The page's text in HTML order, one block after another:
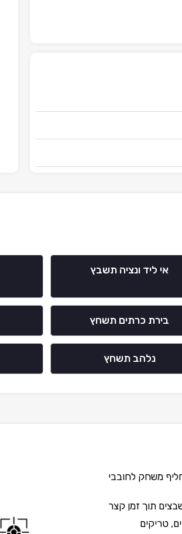
אי ליד ונציה תשבץ
בירת כרתים תשחץ
נלהב תשחץ
משחק לחובבי
תוך זמן קצר
טריקים